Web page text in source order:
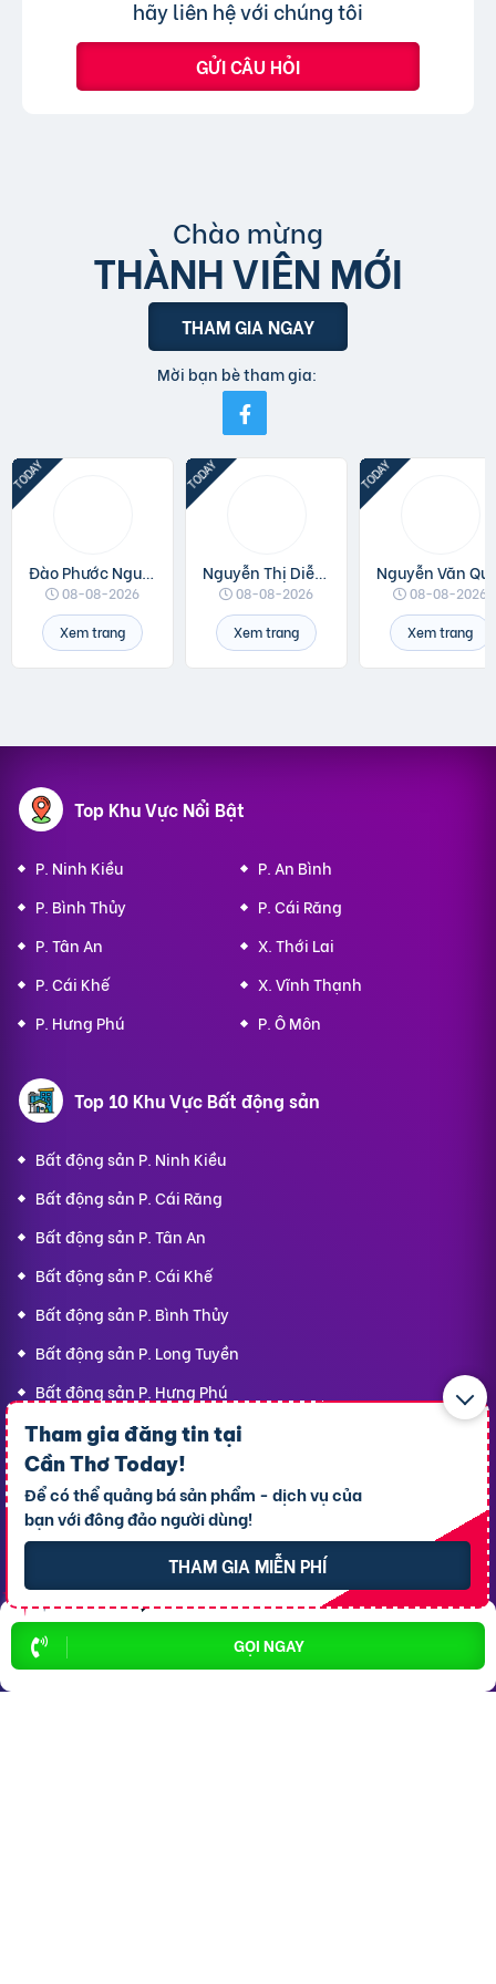
GỌI NGAY
Tham gia đăng tin tại
Cần Thơ Today!
Để có thể quảng bá sản phẩm - dịch vụ của
bạn với đông đảo người dùng!
THAM GIA MIỄN PHÍ
hãy liên hệ với chúng tôi
GỬI CÂU HỎI
Chào mừng
THÀNH VIÊN MỚI
THAM GIA NGAY
Mời bạn bè tham gia:
Đào Phước Nguyên
08-08-2026
Xem trang
Nguyễn Thị Diễm Anh
08-08-2026
Xem trang
08-08-2026
Xem trang
Top Khu Vực Nổi Bật
P. Ninh Kiều
P. An Bình
P. Bình Thủy
P. Cái Răng
P. Tân An
X. Thới Lai
P. Cái Khế
X. Vĩnh Thạnh
P. Hưng Phú
P. Ô Môn
Top 10 Khu Vực Bất động sản
Bất động sản P. Ninh Kiều
Bất động sản P. Cái Răng
Bất động sản P. Tân An
Bất động sản P. Cái Khế
Bất động sản P. Bình Thủy
Bất động sản P. Long Tuyền
Bất động sản P. Hưng Phú
Bất động sản P. An Bình
Bất động sản X. Phong Điền
Bất động sản P. Ô Môn
Dịch vụ
thông dụng
Cho thuê xe ôtô
Hỗ trợ
khách hàng
Giới thiệu